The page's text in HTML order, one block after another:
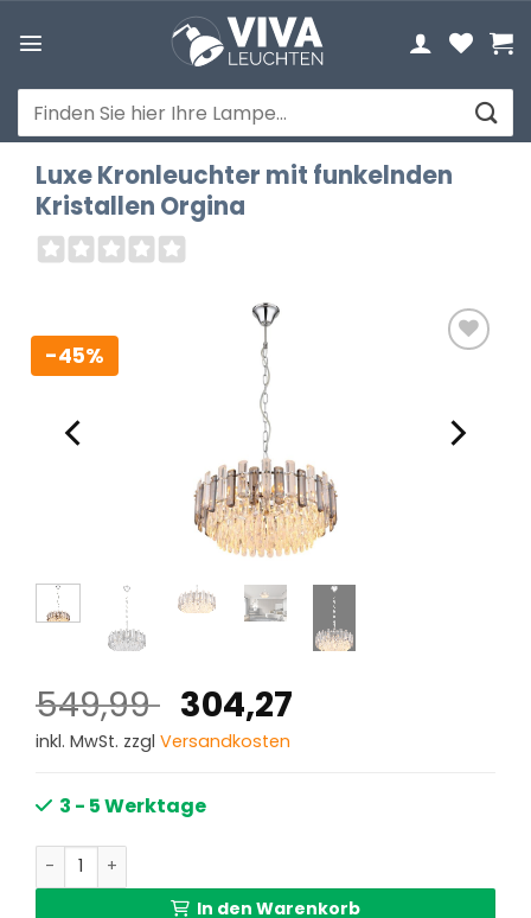
Inhalt
Suchen
nach:
Luxe Kronleuchter mit funkelnden
Kristallen Orgina
-45%
549,99 Ursprünglicher
Preis
549,99 €
304,27
inkl. MwSt. zzgl Versandkosten
3 - 5 Werktage
Luxe Kronleuchter mit funkelnden Kristallen Orgina
In den Warenkorb